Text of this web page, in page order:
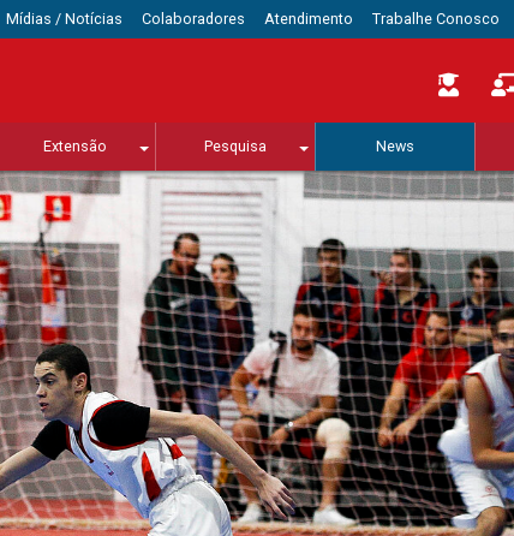
Mídias / Notícias Colaboradores Atendimento Trabalhe Conosco
Extensão Pesquisa News